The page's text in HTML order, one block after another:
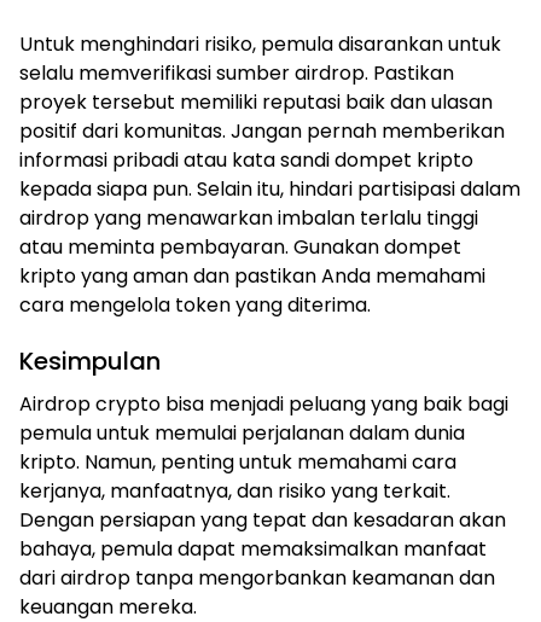
Untuk menghindari risiko, pemula disarankan untuk
selalu memverifikasi sumber airdrop. Pastikan
proyek tersebut memiliki reputasi baik dan ulasan
positif dari komunitas. Jangan pernah memberikan
informasi pribadi atau kata sandi dompet kripto
kepada siapa pun. Selain itu, hindari partisipasi dalam
airdrop yang menawarkan imbalan terlalu tinggi
atau meminta pembayaran. Gunakan dompet
kripto yang aman dan pastikan Anda memahami
cara mengelola token yang diterima.
Kesimpulan
Airdrop crypto bisa menjadi peluang yang baik bagi
pemula untuk memulai perjalanan dalam dunia
kripto. Namun, penting untuk memahami cara
kerjanya, manfaatnya, dan risiko yang terkait.
Dengan persiapan yang tepat dan kesadaran akan
bahaya, pemula dapat memaksimalkan manfaat
dari airdrop tanpa mengorbankan keamanan dan
keuangan mereka.